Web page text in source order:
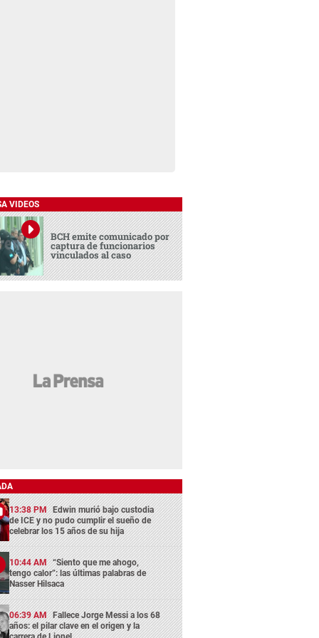
VIDEOS
BCH emite comunicado por
captura de funcionarios
vinculados al caso
13:38 PM Edwin murió bajo custodia
de ICE y no pudo cumplir el sueño de
celebrar los 15 años de su hija
10:44 AM “Siento que me ahogo,
tengo calor”: las últimas palabras de
Nasser Hilsaca
06:39 AM Fallece Jorge Messi a los 68
años: el pilar clave en el origen y la